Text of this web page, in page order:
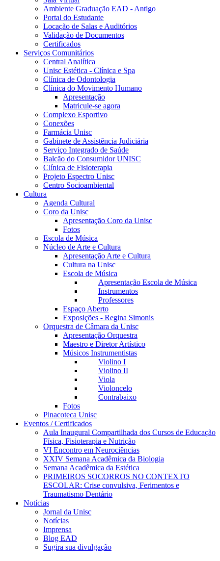
Ambiente Graduação EAD - Antigo
Portal do Estudante
Locação de Salas e Auditórios
Validação de Documentos
Certificados
Serviços Comunitários
Central Analítica
Unisc Estética - Clínica e Spa
Clínica de Odontologia
Clínica do Movimento Humano
Apresentação
Matricule-se agora
Complexo Esportivo
Conexões
Farmácia Unisc
Gabinete de Assistência Judiciária
Serviço Integrado de Saúde
Balcão do Consumidor UNISC
Clínica de Fisioterapia
Projeto Espectro Unisc
Centro Socioambiental
Cultura
Agenda Cultural
Coro da Unisc
Apresentação Coro da Unisc
Fotos
Escola de Música
Núcleo de Arte e Cultura
Apresentação Arte e Cultura
Cultura na Unisc
Escola de Música
Apresentação Escola de Música
Instrumentos
Professores
Espaço Aberto
Exposições - Regina Simonis
Orquestra de Câmara da Unisc
Apresentação Orquestra
Maestro e Diretor Artístico
Músicos Instrumentistas
Violino I
Violino II
Viola
Violoncelo
Contrabaixo
Fotos
Pinacoteca Unisc
Eventos / Certificados
Aula Inaugural Compartilhada dos Cursos de Educação
Física, Fisioterapia e Nutrição
VI Encontro em Neurociências
XXIV Semana Acadêmica da Biologia
Semana Acadêmica da Estética
PRIMEIROS SOCORROS NO CONTEXTO
ESCOLAR: Crise convulsiva, Ferimentos e
Traumatismo Dentário
Notícias
Jornal da Unisc
Notícias
Imprensa
Blog EAD
Sugira sua divulgação